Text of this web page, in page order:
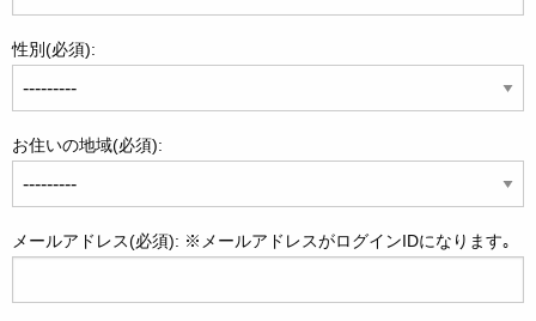
性別(必須):
お住いの地域(必須):
メールアドレス(必須): ※メールアドレスがログインIDになります｡